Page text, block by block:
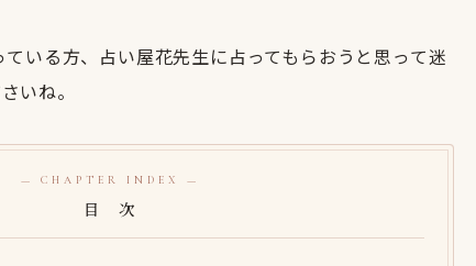
いる方、占い屋花先生に占ってもらおうと思って迷
いね。
— CHAPTER INDEX —
目 次